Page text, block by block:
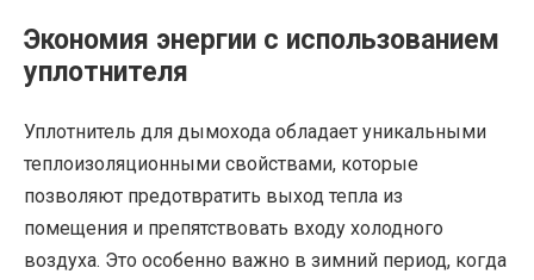
Экономия энергии с использованием
уплотнителя
Уплотнитель для дымохода обладает уникальными
теплоизоляционными свойствами, которые
позволяют предотвратить выход тепла из
помещения и препятствовать входу холодного
воздуха. Это особенно важно в зимний период, когда